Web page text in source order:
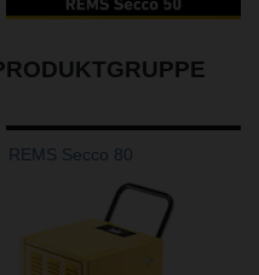
REMS Secco 80